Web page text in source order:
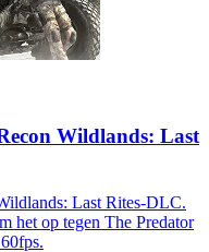
Wildlands: Last
Last Rites-DLC.
het op tegen The Predator